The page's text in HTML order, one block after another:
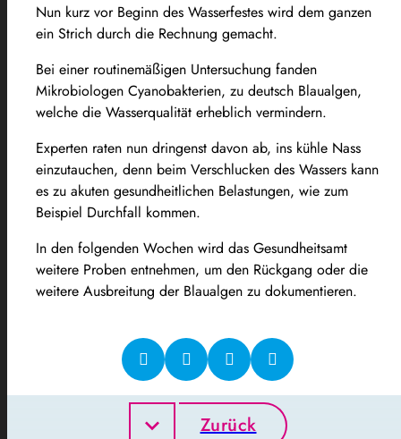
Nun kurz vor Beginn des Wasserfestes wird dem ganzen
ein Strich durch die Rechnung gemacht.
Bei einer routinemäßigen Untersuchung fanden
Mikrobiologen Cyanobakterien, zu deutsch Blaualgen,
welche die Wasserqualität erheblich vermindern.
Experten raten nun dringenst davon ab, ins kühle Nass
einzutauchen, denn beim Verschlucken des Wassers kann
es zu akuten gesundheitlichen Belastungen, wie zum
Beispiel Durchfall kommen.
In den folgenden Wochen wird das Gesundheitsamt
weitere Proben entnehmen, um den Rückgang oder die
weitere Ausbreitung der Blaualgen zu dokumentieren.
Zurück